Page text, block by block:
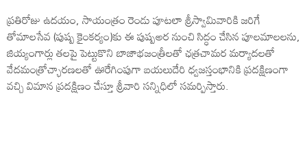
ప్రతిరోజు ఉదయం, సాయంత్రం రెండు పూటలా శ్రీస్వామివారికి జరిగే
తోమాలసేవ (పుష్ప కైంకర్యం)కు ఈ పుష్పఅర నుంచి సిద్ధం చేసిన పూలమాలలను,
జియ్యంగార్లు తలపై పెట్టుకొని బాజాభజంత్రీలతో ఛత్రచామర మర్యాదలతో
వేదమంత్రోచ్ఛారణలతో ఊరేగింపుగా బయలుదేరి ధ్వజస్తంభానికి ప్రదక్షిణంగా
వచ్చి విమాన ప్రదక్షిణం చేస్తూ శ్రీవారి సన్నిధిలో సమర్పిస్తారు.